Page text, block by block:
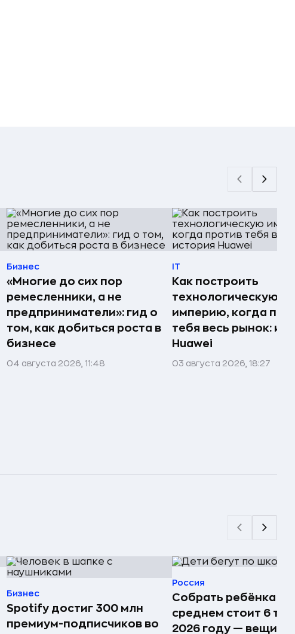
Бизнес
«Многие до сих пор
ремесленники, а не
предприниматели»: гид о
том, как добиться роста в
бизнесе
04 августа 2026, 11:48
IT
Как построить
технологическую
империю, когда
тебя весь рынок:
Huawei
03 августа 2026, 18:27
Бизнес
Spotify достиг 300 млн
премиум-подписчиков во
Россия
Собрать ребёнка в
среднем стоит 6
2026 году — вещи